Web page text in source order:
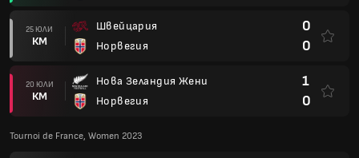
25 ЮЛИ
КМ
Швейцария
Норвегия
0
0
20 ЮЛИ
КМ
Нова Зеландия Жени
Норвегия
1
0
Tournoi de France, Women 2023